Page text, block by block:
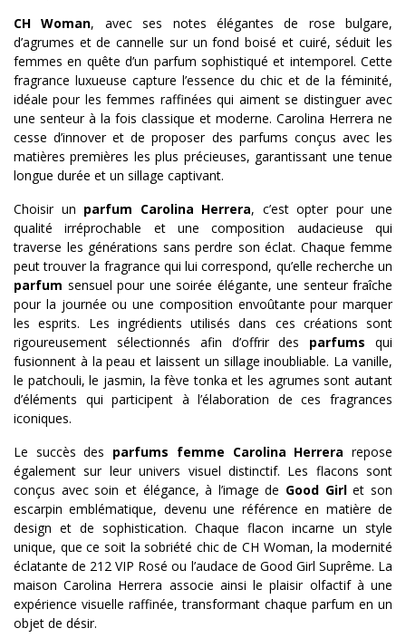
CH Woman, avec ses notes élégantes de rose bulgare,
d’agrumes et de cannelle sur un fond boisé et cuiré, séduit les
femmes en quête d’un parfum sophistiqué et intemporel. Cette
fragrance luxueuse capture l’essence du chic et de la féminité,
idéale pour les femmes raffinées qui aiment se distinguer avec
une senteur à la fois classique et moderne. Carolina Herrera ne
cesse d’innover et de proposer des parfums conçus avec les
matières premières les plus précieuses, garantissant une tenue
longue durée et un sillage captivant.
Choisir un parfum Carolina Herrera, c’est opter pour une
qualité irréprochable et une composition audacieuse qui
traverse les générations sans perdre son éclat. Chaque femme
peut trouver la fragrance qui lui correspond, qu’elle recherche un
parfum sensuel pour une soirée élégante, une senteur fraîche
pour la journée ou une composition envoûtante pour marquer
les esprits. Les ingrédients utilisés dans ces créations sont
rigoureusement sélectionnés afin d’offrir des parfums qui
fusionnent à la peau et laissent un sillage inoubliable. La vanille,
le patchouli, le jasmin, la fève tonka et les agrumes sont autant
d’éléments qui participent à l’élaboration de ces fragrances
iconiques.
Le succès des parfums femme Carolina Herrera repose
également sur leur univers visuel distinctif. Les flacons sont
conçus avec soin et élégance, à l’image de Good Girlet son
escarpin emblématique, devenu une référence en matière de
design et de sophistication. Chaque flacon incarne un style
unique, que ce soit la sobriété chic de CH Woman, la modernité
éclatante de 212 VIP Rosé ou l’audace de Good Girl Suprême. La
maison Carolina Herrera associe ainsi le plaisir olfactif à une
expérience visuelle raffinée, transformant chaque parfum en un
objet de désir.